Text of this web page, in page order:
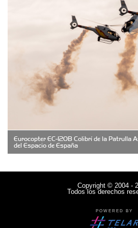
Casa Berta
Clima Castelar
CONSERVAS YAMASIRO
Cubanico´s -
Denisi Market
Eurocopter EC-120B Colibrí de la Patrulla
del Espacio de España
Copyright © 2004 -
Todos los derechos
POWERED BY